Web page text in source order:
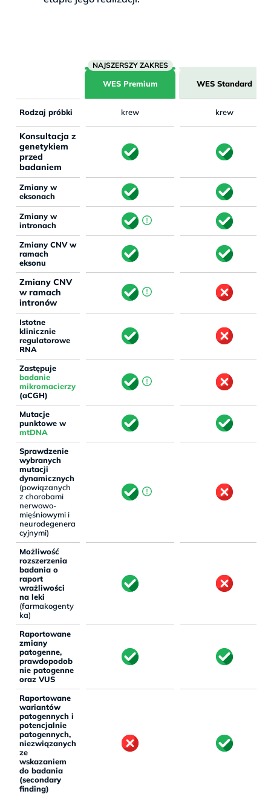
WES Premium WES Standard
Rodzaj próbki krew krew
Konsultacja z
genetykiem
przed
badaniem
Zmiany w
eksonach
Zmiany w
intronach
Zmiany CNV w
ramach
eksonu
Zmiany CNV
w ramach
intronów
Istotne
klinicznie
regulatorowe
RNA
Zastępuje
badanie
mikromacierzy
(aCGH)
Mutacje
punktowe w
mtDNA
Sprawdzenie
wybranych
mutacji
dynamicznych
(powiązanych
z chorobami
nerwowo-
mięśniowymi i
neurodegenera
cyjnymi)
Możliwość
rozszerzenia
badania o
raport
wrażliwości
na leki
(farmakogenty
ka)
Raportowane
zmiany
patogenne,
prawdopodob
nie patogenne
oraz VUS
Raportowane
wariantów
patogennych i
potencjalnie
patogennych,
niezwiązanych
ze
wskazaniem
do badania
(secondary
finding)